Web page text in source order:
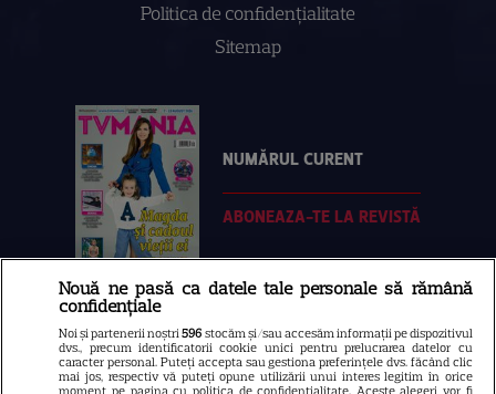
Politica de confidenţialitate
Sitemap
NUMĂRUL CURENT
ABONEAZA-TE LA REVISTĂ
Libertatea
Libertatea pentru femei
Nouă ne pasă ca datele tale personale să rămână
confidențiale
Noi și partenerii noștri596 stocăm și/sau accesăm informații pe dispozitivul
dvs., precum identificatorii cookie unici pentru prelucrarea datelor cu
caracter personal. Puteți accepta sau gestiona preferințele dvs. făcând clic
mai jos, respectiv vă puteți opune utilizării unui interes legitim în orice
moment pe pagina cu politica de confidențialitate. Aceste alegeri vor fi